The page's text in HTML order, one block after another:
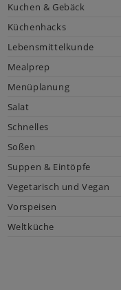
Kuchen & Gebäck
Küchenhacks
Lebensmittelkunde
Mealprep
Menüplanung
Salat
Schnelles
Soßen
Suppen & Eintöpfe
Vegetarisch und Vegan
Vorspeisen
Weltküche